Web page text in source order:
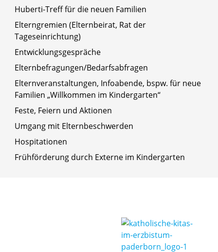
Huberti-Treff für die neuen Familien
Elterngremien (Elternbeirat, Rat der
Tageseinrichtung)
Entwicklungsgespräche
Elternbefragungen/Bedarfsabfragen
Elternveranstaltungen, Infoabende, bspw. für neue
Familien „Willkommen im Kindergarten“
Feste, Feiern und Aktionen
Umgang mit Elternbeschwerden
Hospitationen
Frühförderung durch Externe im Kindergarten